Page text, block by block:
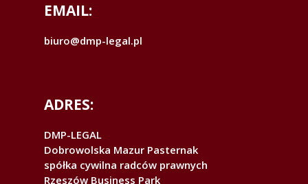
EMAIL:
biuro@dmp-legal.pl
ADRES:
DMP-LEGAL
Dobrowolska Mazur Pasternak
spółka cywilna radców prawnych
Rzeszów Business Park